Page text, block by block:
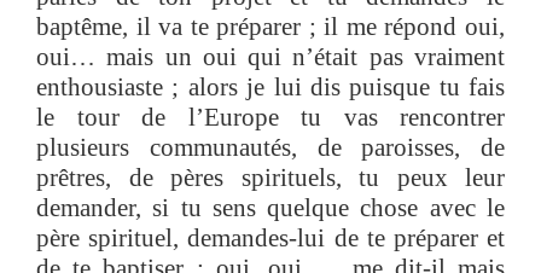
baptême, il va te préparer ; il me répond oui,
oui… mais un oui qui n’était pas vraiment
enthousiaste ; alors je lui dis puisque tu fais
le tour de l’Europe tu vas rencontrer
plusieurs communautés, de paroisses, de
prêtres, de pères spirituels, tu peux leur
demander, si tu sens quelque chose avec le
père spirituel, demandes-lui de te préparer et